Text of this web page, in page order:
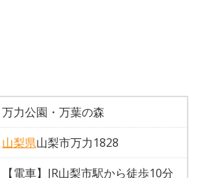
万力公園・万葉の森
山梨県山梨市万力1828
【電車】JR山梨市駅から徒歩10分